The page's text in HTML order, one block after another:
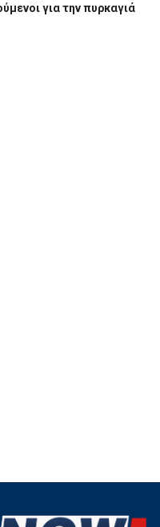
για την πυρκαγιά